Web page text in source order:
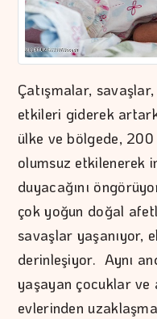
Çatışmalar,
etkileri giderek
ülke ve bölgede,
olumsuz etkilenerek
duyacağını
çok yoğun doğal
savaşlar yaşanıyor,
derinleşiyor. Aynı
yaşayan çocuklar ve
evlerinden